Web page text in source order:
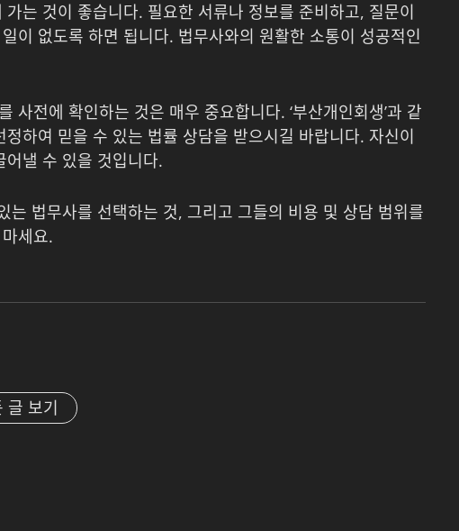
는 것이 좋습니다. 필요한 서류나 정보를 준비하고, 질문이
이 없도록 하면 됩니다. 법무사와의 원활한 소통이 성공적인
사전에 확인하는 것은 매우 중요합니다. ‘부산개인회생’과 같
하여 믿을 수 있는 법률 상담을 받으시길 바랍니다. 자신이
낼 수 있을 것입니다.
는 법무사를 선택하는 것, 그리고 그들의 비용 및 상담 범위를
세요.
글 보기